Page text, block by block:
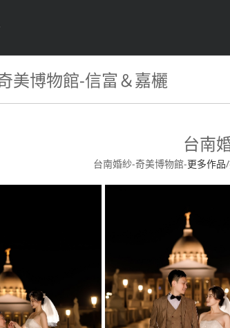
美博物館-信富＆嘉欐
台南
台南婚紗-奇美博物館-更多作品